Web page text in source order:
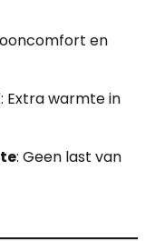
en
: Extra warmte in
: Geen last van